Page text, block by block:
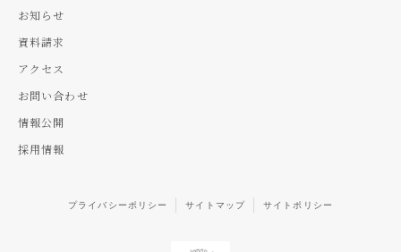
お知らせ
資料請求
アクセス
お問い合わせ
情報公開
採用情報
プライバシーポリシー サイトマップ サイトポリシー